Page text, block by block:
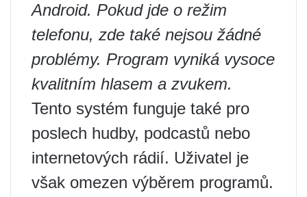
Android. Pokud jde o režim
telefonu, zde také nejsou žádné
problémy. Program vyniká vysoce
kvalitním hlasem a zvukem.
Tento systém funguje také pro
poslech hudby, podcastů nebo
internetových rádií. Uživatel je
však omezen výběrem programů.